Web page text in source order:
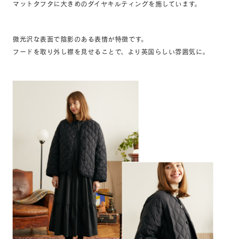
マットタフタに大きめのダイヤキルティングを施しています。
微光沢な表面で陰影のある表情が特徴です。
フードを取り外し襟を見せることで、より英国らしい雰囲気に。